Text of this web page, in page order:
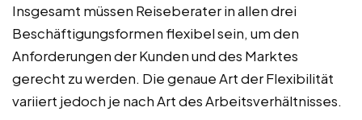
Insgesamt müssen Reiseberater in allen drei
Beschäftigungsformen flexibel sein, um den
Anforderungen der Kunden und des Marktes
gerecht zu werden. Die genaue Art der Flexibilität
variiert jedoch je nach Art des Arbeitsverhältnisses.